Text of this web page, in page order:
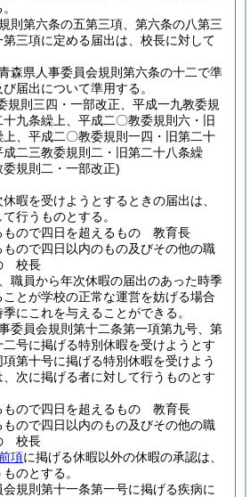
則第六条の五第三項、第六条の八第三
三項に定める届出は、校長に対して
森県人事委員会規則第六条の十二で準
届出について準用する。
規則三四・一部改正、平成一九教委規
十九条繰上、平成二〇教委規則六・旧
、平成二〇教委規則一四・旧第二十
二三教委規則二・旧第二十八条繰
規則二・一部改正)
暇を受けようとするときの届出は、
行うものとする。
もので四日を超えるもの 教育長
ので四日以内のもの及びその他の職
校長
職員から年次休暇の届出のあった時季
とが学校の正常な運営を妨げる場合
にこれを与えることができる。
委員会規則第十二条第一項第九号、第
号に掲げる特別休暇を受けようとす
第十号に掲げる特別休暇を受けよう
次に掲げる者に対して行うものとす
もので四日を超えるもの 教育長
ので四日以内のもの及びその他の職
校長
項に掲げる休暇以外の休暇の承認は、
のとする。
規則第十一条第一号に掲げる疾病に